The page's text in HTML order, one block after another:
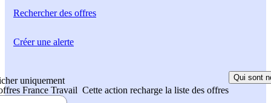
Rechercherdes offres
uniquement
France Travail Cette action recharge la liste des offres
Qui sont
Créer une alerte